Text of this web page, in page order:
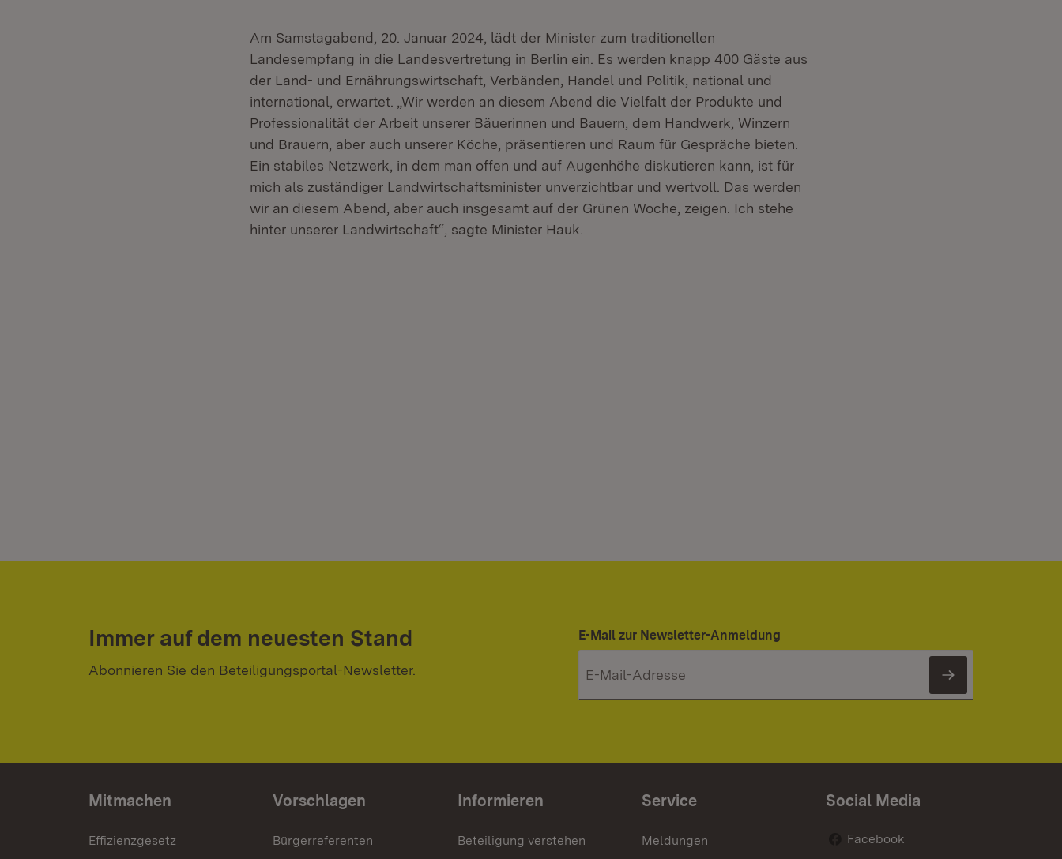
Am Samstagabend, 20. Januar 2024, lädt der Minister zum traditionellen
Landesempfang in die Landesvertretung in Berlin ein. Es werden knapp 400 Gäste aus
der Land- und Ernährungswirtschaft, Verbänden, Handel und Politik, national und
international, erwartet. „Wir werden an diesem Abend die Vielfalt der Produkte und
Professionalität der Arbeit unserer Bäuerinnen und Bauern, dem Handwerk, Winzern
und Brauern, aber auch unserer Köche, präsentieren und Raum für Gespräche bieten.
Ein stabiles Netzwerk, in dem man offen und auf Augenhöhe diskutieren kann, ist für
mich als zuständiger Landwirtschaftsminister unverzichtbar und wertvoll. Das werden
wir an diesem Abend, aber auch insgesamt auf der Grünen Woche, zeigen. Ich stehe
hinter unserer Landwirtschaft“, sagte Minister Hauk.
Immer auf dem neuesten Stand
Abonnieren Sie den Beteiligungsportal-Newsletter.
E-Mail zur Newsletter-Anmeldung
Newsletter
Mitmachen
Effizienzgesetz
Vorschlagen
Bürgerreferenten
Informieren
Beteiligung verstehen
Service
Meldungen
Social Media
Facebook